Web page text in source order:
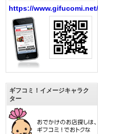
https://www.gifucomi.net/
ギフコミ！イメージキャラク
ター